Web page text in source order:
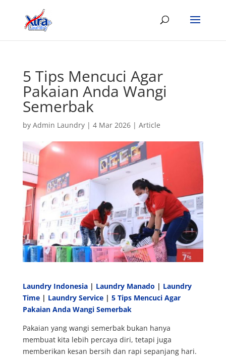
5 Tips Mencuci Agar
Pakaian Anda Wangi
Semerbak
by Admin Laundry| 4 Mar 2026| Article
Laundry Indonesia| Laundry Manado | Laundry
Time| Laundry Service| 5 Tips Mencuci Agar
Pakaian Anda Wangi Semerbak
Pakaian yang wangi semerbak bukan hanya
membuat kita lebih percaya diri, tetapi juga
memberikan kesan bersih dan rapi sepanjang hari.